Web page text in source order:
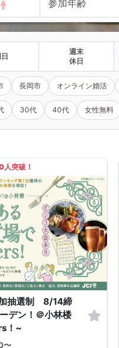
週末
休日
長岡市 オンライン婚活
30代 40代 女性無料
人突破！
加抽選制 8/14締
デン！＠小林楼
！~
〜